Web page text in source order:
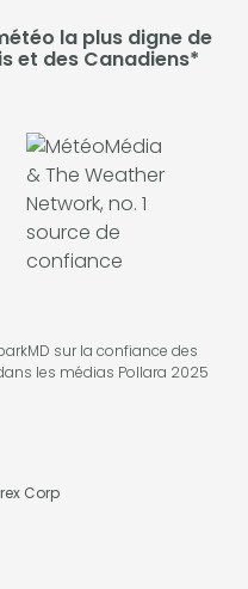
la plus digne de
et des Canadiens*
sur la confiance des
les médias Pollara 2025
Corp